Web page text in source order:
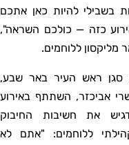
בשבילי להיות כאן אתכם
כזה — כולכם השראה",
מליקסון ללוחמים.
סגן ראש העיר באר שבע,
אביכזר, השתתף באירוע
את חשיבות החיבוק
ללוחמים: "אתם לא